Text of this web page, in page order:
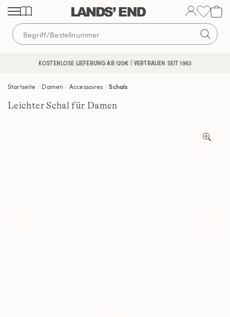
Direkt
zum
Inhalt
Direkt
zur
Navigation
Direkt
zur
Suche
KOSTENLOSE LIEFERUNG AB 120€ | VERTRAUEN SEIT 1963
KOSTENFREIE RÜCKSENDUNG
Startseite Damen Accessoires Schals
Leichter Schal für Damen